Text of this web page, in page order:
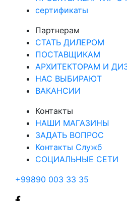
сертификаты
Партнерам
СТАТЬ ДИЛЕРОМ
ПОСТАВЩИКАМ
АРХИТЕКТОРАМ И
НАС ВЫБИРАЮТ
ВАКАНСИИ
Контакты
НАШИ МАГАЗИНЫ
ЗАДАТЬ ВОПРОС
Контакты Служб
СОЦИАЛЬНЫЕ СЕТИ
+99890 003 33 35